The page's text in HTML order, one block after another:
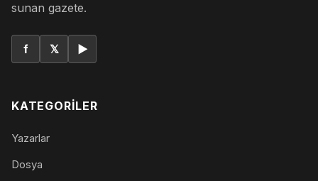
sunan gazete.
f 𝕏 ▶
KATEGORILER
Yazarlar
Dosya